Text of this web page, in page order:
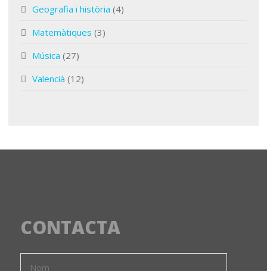
Geografia i història (4)
Matemàtiques (3)
Música (27)
Valencià (12)
CONTACTA